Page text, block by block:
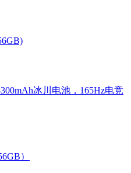
冰川电池，165Hz电竞